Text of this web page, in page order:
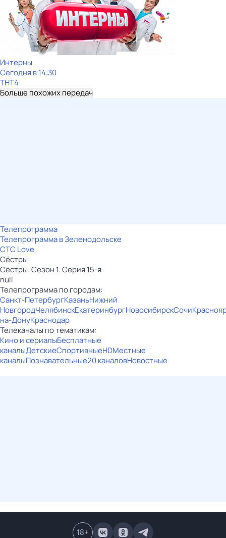
Интерны
Сегодня в 14:30
ТНТ4
Больше похожих передач
Телепрограмма
Телепрограмма в Зеленодольске
СТС Love
Сёстры
Сёстры. Сезон 1. Серия 15-я
null
Телепрограмма по городам:
Санкт-ПетербургКазаньНижний
НовгородЧелябинскЕкатеринбургНовосибирскСочи
на-ДонуКраснодар
Телеканалы по тематикам:
Кино и сериалыБесплатные
каналыДетскиеСпортивныеHDМестные
каналыПознавательные20 каналовНовостные
18+